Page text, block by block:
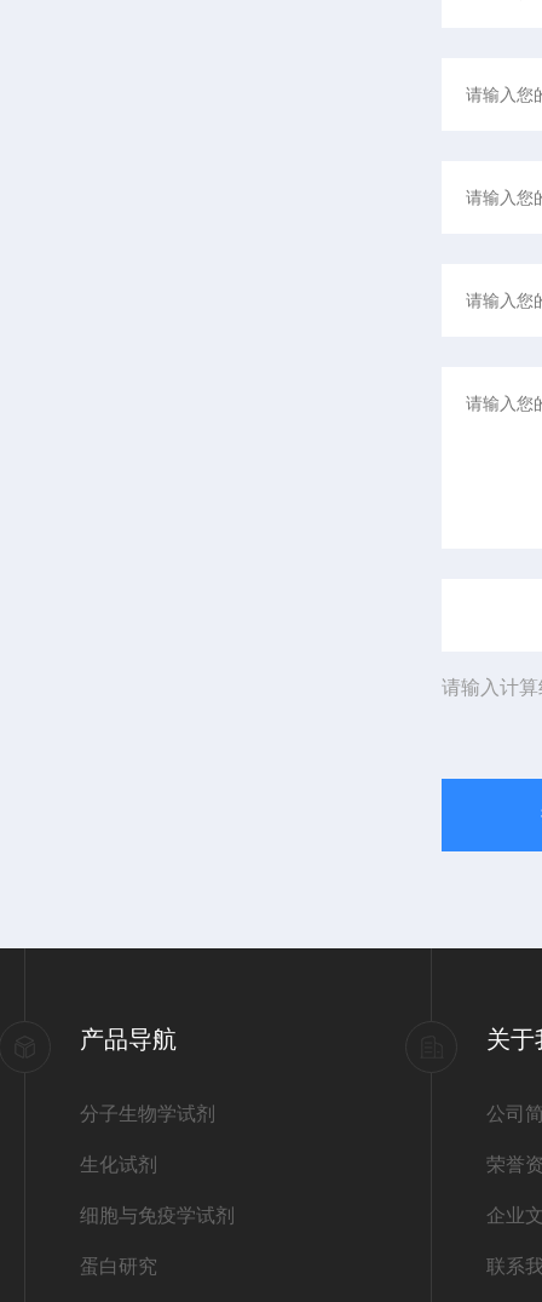
请输入计
产品导航
分子生物学试剂
生化试剂
细胞与免疫学试剂
蛋白研究
关于
公司
荣誉
企业
联系